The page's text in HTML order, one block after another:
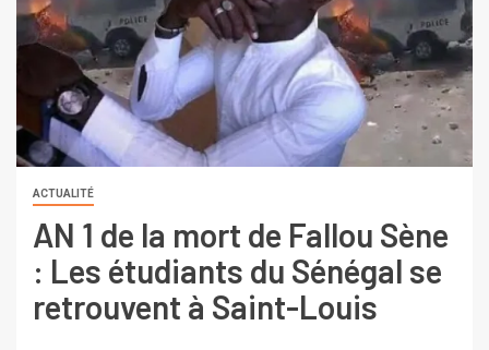
ACTUALITÉ
AN 1 de la mort de Fallou Sène
: Les étudiants du Sénégal se
retrouvent à Saint-Louis